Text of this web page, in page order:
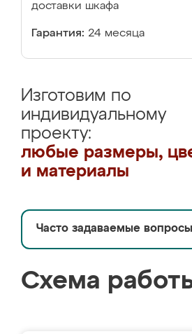
доставки шкафа
Гарантия: 24 месяца
Изготовим по
индивидуальному
проекту:
любые размеры,
и материалы
Часто задаваемые вопросы
Схема